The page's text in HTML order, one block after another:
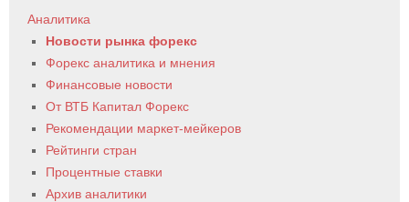
Аналитика
Новости рынка форекс
Форекс аналитика и мнения
Финансовые новости
От ВТБ Капитал Форекс
Рекомендации маркет-мейкеров
Рейтинги стран
Процентные ставки
Архив аналитики